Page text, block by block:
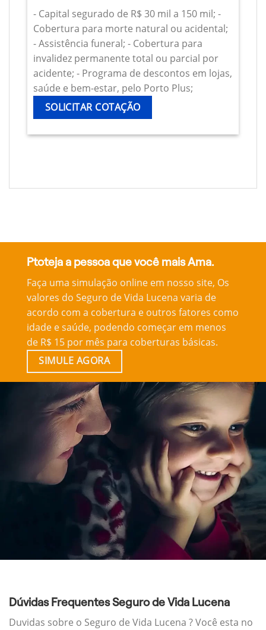
- Capital segurado de R$ 30 mil a 150 mil; -
Cobertura para morte natural ou acidental;
- Assistência funeral; - Cobertura para
invalidez permanente total ou parcial por
acidente; - Programa de descontos em lojas,
saúde e bem-estar, pelo Porto Plus;
SOLICITAR COTAÇÃO
Ptoteja a pessoa que você mais Ama.
Faça uma simulação online em nosso site, Os
valores do Seguro de Vida Lucena varia de
acordo com a cobertura e outros fatores como
idade e saúde, podendo começar em menos
de R$ 15 por mês para coberturas básicas.
SIMULE AGORA
Dúvidas Frequentes Seguro de Vida Lucena
Duvidas sobre o Seguro de Vida Lucena ? Você esta no